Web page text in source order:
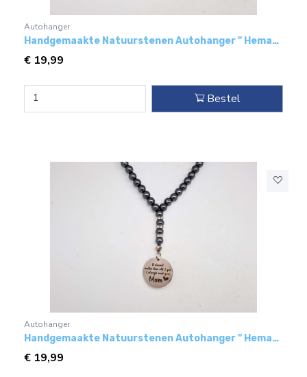
Autohanger
Handgemaakte Natuurstenen Autohanger " Hematiet"- Met metaal hanger - "Vader en dochter"
€ 19,99
Bestel
Autohanger
Handgemaakte Natuurstenen Autohanger " Hematiet"- Met metaal hanger - "Mom"
€ 19,99